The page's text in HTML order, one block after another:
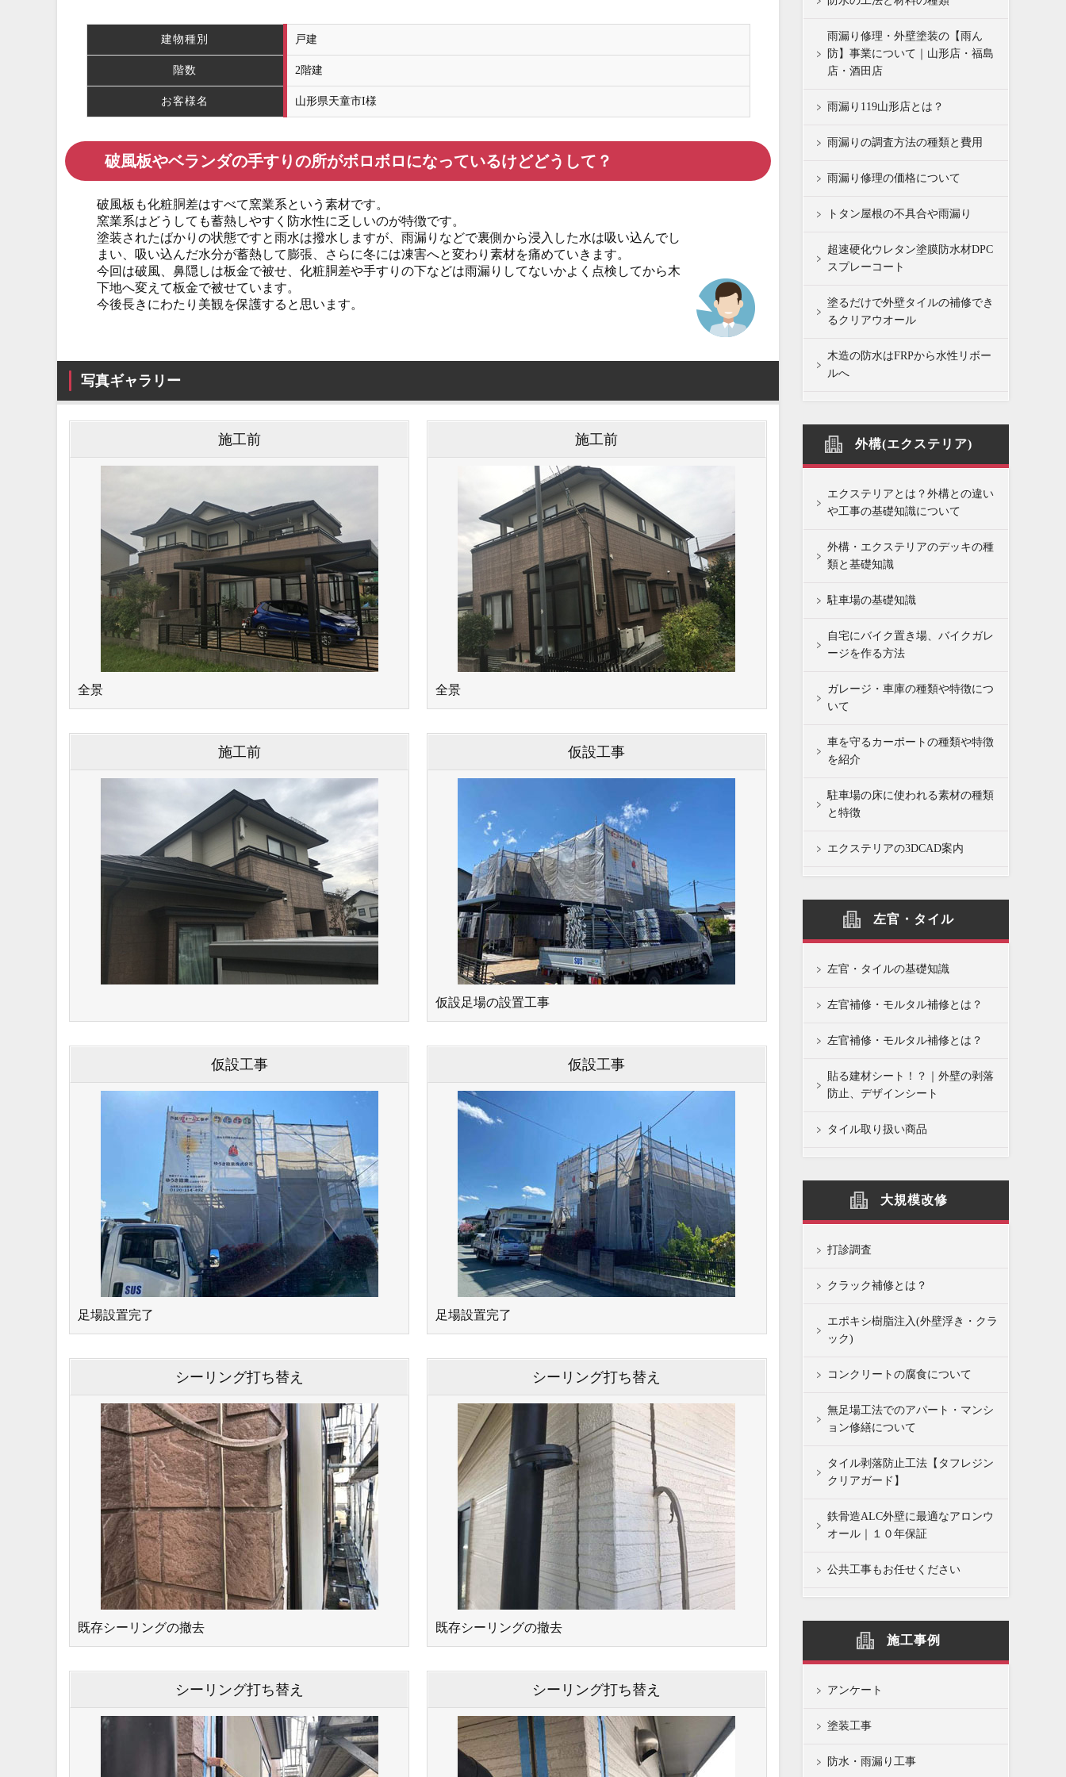
建物種別 戸建
階数 2階建
お客様名 山形県天童市I様
破風板やベランダの手すりの所がボロボロになっているけどどうして？
破風板も化粧胴差はすべて窯業系という素材です。
窯業系はどうしても蓄熱しやすく防水性に乏しいのが特徴です。
塗装されたばかりの状態ですと雨水は撥水しますが、雨漏りなどで裏側から浸入した水は吸い込んでし
まい、吸い込んだ水分が蓄熱して膨張、さらに冬には凍害へと変わり素材を痛めていきます。
今回は破風、鼻隠しは板金で被せ、化粧胴差や手すりの下などは雨漏りしてないかよく点検してから木
下地へ変えて板金で被せています。
今後長きにわたり美観を保護すると思います。
写真ギャラリー
施⼯前
全景
施⼯前
全景
施⼯前 仮設⼯事
仮設⾜場の設置⼯事
仮設⼯事
⾜場設置完了
仮設⼯事
⾜場設置完了
シーリング打ち替え
既存シーリングの撤去
シーリング打ち替え
既存シーリングの撤去
シーリング打ち替え シーリング打ち替え
雨漏り修理・外壁塗装の【雨ん
防】事業について｜山形店・福島
店・酒田店
雨漏り119山形店とは？
雨漏りの調査方法の種類と費用
雨漏り修理の価格について
トタン屋根の不具合や雨漏り
超速硬化ウレタン塗膜防水材DPC
スプレーコート
塗るだけで外壁タイルの補修でき
るクリアウオール
木造の防水はFRPから水性リボー
ルへ
外構(エクステリア)
エクステリアとは？外構との違い
や工事の基礎知識について
外構・エクステリアのデッキの種
類と基礎知識
駐車場の基礎知識
自宅にバイク置き場、バイクガレ
ージを作る方法
ガレージ・車庫の種類や特徴につ
いて
車を守るカーポートの種類や特徴
を紹介
駐車場の床に使われる素材の種類
と特徴
エクステリアの3DCAD案内
左官・タイル
左官・タイルの基礎知識
左官補修・モルタル補修とは？
左官補修・モルタル補修とは？
貼る建材シート！？｜外壁の剥落
防止、デザインシート
タイル取り扱い商品
大規模改修
打診調査
クラック補修とは？
エポキシ樹脂注入(外壁浮き・クラ
ック)
コンクリートの腐食について
無足場工法でのアパート・マンシ
ョン修繕について
タイル剥落防止工法【タフレジン
クリアガード】
鉄骨造ALC外壁に最適なアロンウ
オール｜１０年保証
公共工事もお任せください
施工事例
アンケート
塗装工事
防水・雨漏り工事